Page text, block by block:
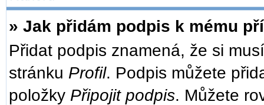
» Jak přidám podpis k mému
Přidat podpis znamená, že si
stránku Profil. Podpis můžete
položky Připojit podpis. Můžete